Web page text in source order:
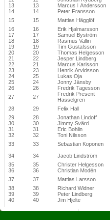
13
13 Marcus I Andersson
14
14 Peter Fransson
15
15 Mattias Hägglöf
16
16 Erik Hjalmarsson
17
17 Samuel Byström
18
18 Rasmus Vallin
19
19 Tim Gustafsson
20
20 Thomas Helgesson
21
22 Jesper Lindberg
22
21 Marcus Karlsson
23
23 Henrik Arvidsson
24
25 Lukas Oja
25
24 Jonny Jänsby
26
26 Fredrik Tagesson
27
27
Fredrik Present
Hasselgren
28
29 Felix Hall
29
28 Jonathan Lindoff
30
30 Jimmy Svärd
31
31 Eric Bohlin
32
32 Toni Nilsson
33
33 Sebastian Koponen
34
34 Jacob Lindström
35
35 Christer Helgesson
36
36 Christian Modén
37
37 Mattias Larsson
38
38 Richard Widner
39
39 Peter Lindberg
40
40 Jim Hjelte